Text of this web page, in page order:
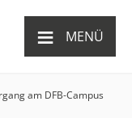
≡ MENÜ
am DFB-Campus